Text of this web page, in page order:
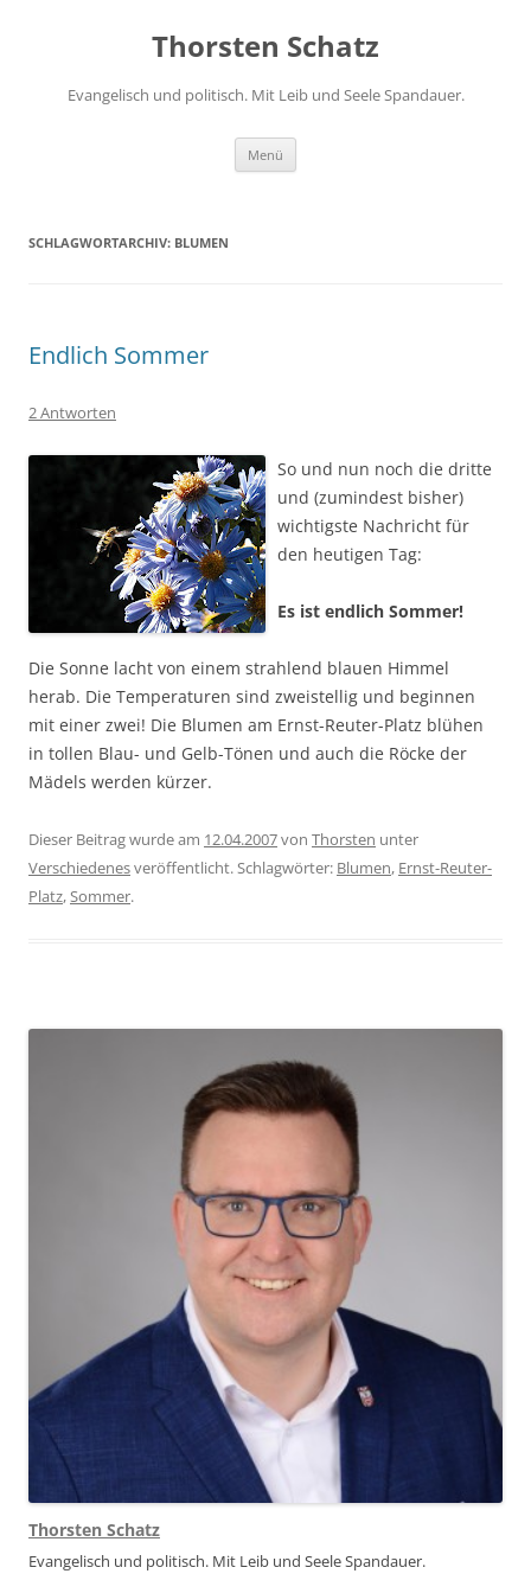
Thorsten Schatz
Evangelisch und politisch. Mit Leib und Seele Spandauer.
Menü
SCHLAGWORTARCHIV: BLUMEN
Endlich Sommer
2 Antworten
So und nun noch die dritte
und (zumindest bisher)
wichtigste Nachricht für
den heutigen Tag:
Es ist endlich Sommer!
Die Sonne lacht von einem strahlend blauen Himmel
herab. Die Temperaturen sind zweistellig und beginnen
mit einer zwei! Die Blumen am Ernst-Reuter-Platz blühen
in tollen Blau- und Gelb-Tönen und auch die Röcke der
Mädels werden kürzer.
Dieser Beitrag wurde am 12.04.2007von Thorsten unter
Verschiedenesveröffentlicht. Schlagwörter: Blumen, Ernst-Reuter-
Platz,Sommer.
Thorsten Schatz
Evangelisch und politisch. Mit Leib und Seele Spandauer.